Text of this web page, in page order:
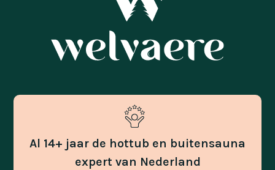
Al 14+ jaar de hottub en buitensauna
expert van Nederland